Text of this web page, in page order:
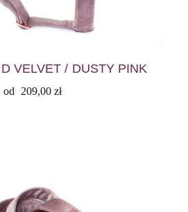
VELVET / DUSTY PINK
od 209,00 zł